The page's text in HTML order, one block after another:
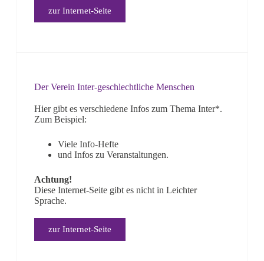
zur Internet-Seite
Der Verein Inter-geschlechtliche Menschen
Hier gibt es verschiedene Infos zum Thema Inter*.
Zum Beispiel:
Viele Info-Hefte
und Infos zu Veranstaltungen.
Achtung!
Diese Internet-Seite gibt es nicht in Leichter
Sprache.
zur Internet-Seite